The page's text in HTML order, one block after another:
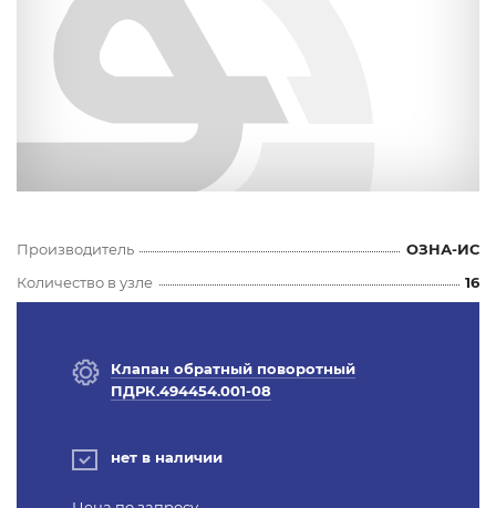
Производитель
ОЗНА-ИС
Количество в узле
16
Клапан обратный поворотный
ПДРК.494454.001-08
нет в наличии